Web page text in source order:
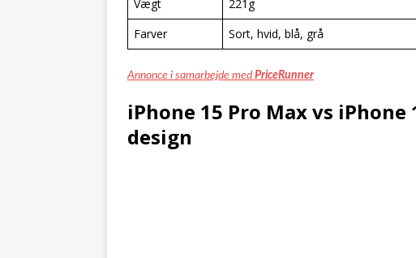
Vægt 221g
Farver
Sort, hvid, blå, grå
Annonce i samarbejde med PriceRunner
iPhone 15 Pro Max vs
design